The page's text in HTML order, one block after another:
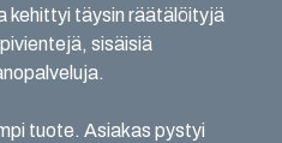
kehittyi täysin räätälöityjä
sisäisiä
tuote. Asiakas pystyi